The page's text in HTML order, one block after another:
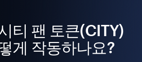
티 팬 토큰(CITY)
게 작동하나요?